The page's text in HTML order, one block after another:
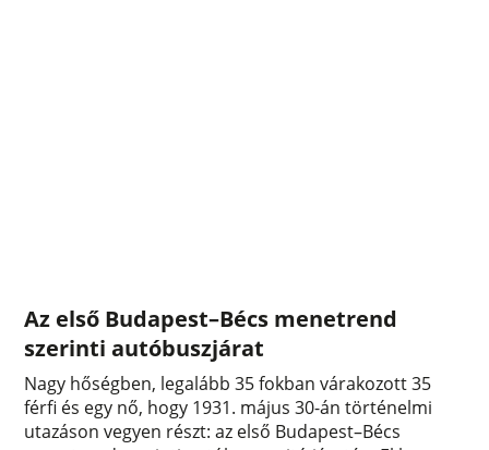
Az első Budapest–Bécs menetrend
szerinti autóbuszjárat
Nagy hőségben, legalább 35 fokban várakozott 35
férfi és egy nő, hogy 1931. május 30-án történelmi
utazáson vegyen részt: az első Budapest–Bécs